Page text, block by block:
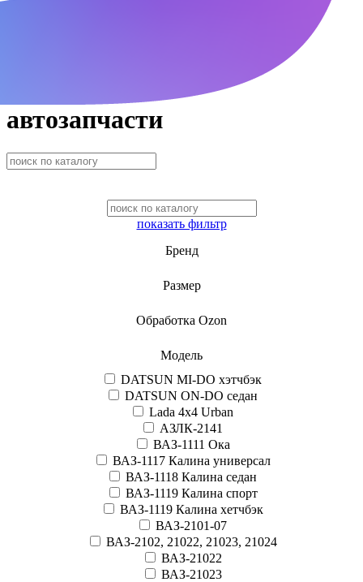
автозапчасти
показать фильтр
Бренд
Размер
Обработка Ozon
Модель
DATSUN MI-DO хэтчбэк
DATSUN ON-DO седан
Lada 4x4 Urban
АЗЛК-2141
ВАЗ-1111 Ока
ВАЗ-1117 Калина универсал
ВАЗ-1118 Калина седан
ВАЗ-1119 Калина спорт
ВАЗ-1119 Калина хетчбэк
ВАЗ-2101-07
ВАЗ-2102, 21022, 21023, 21024
ВАЗ-21022
ВАЗ-21023